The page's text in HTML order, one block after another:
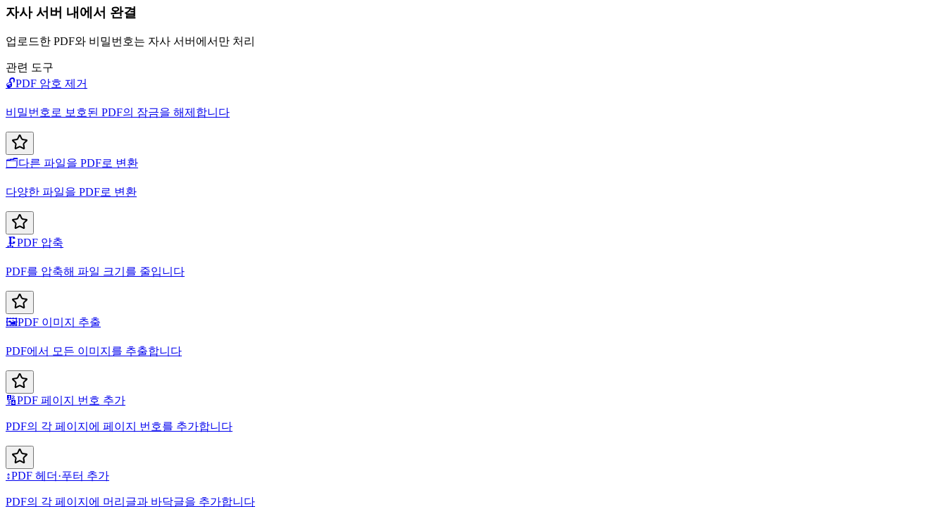
자사 서버 내에서 완결
업로드한 PDF와 비밀번호는 자사 서버에서만 처리
관련 도구
🔓PDF 암호 제거
비밀번호로 보호된 PDF의 잠금을 해제합니다
🗂️다른 파일을 PDF로 변환
다양한 파일을 PDF로 변환
🗜️PDF 압축
PDF를 압축해 파일 크기를 줄입니다
🖼️PDF 이미지 추출
PDF에서 모든 이미지를 추출합니다
🔢PDF 페이지 번호 추가
PDF의 각 페이지에 페이지 번호를 추가합니다
↕️PDF 헤더·푸터 추가
PDF의 각 페이지에 머리글과 바닥글을 추가합니다